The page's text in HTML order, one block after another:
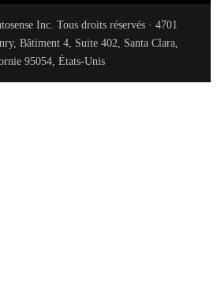
Inc. Tous droits réservés · 4701
Bâtiment 4, Suite 402, Santa Clara,
95054, États-Unis